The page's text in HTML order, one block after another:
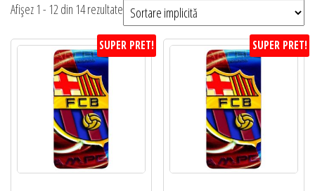
Afișez 1 - 12 din 14 rezultate
SUPER PRET! SUPER PRET!